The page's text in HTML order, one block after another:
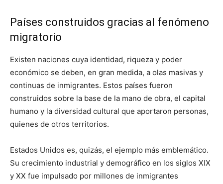
Países construidos gracias al fenómeno
migratorio
Existen naciones cuya identidad, riqueza y poder
económico se deben, en gran medida, a olas masivas y
continuas de inmigrantes. Estos países fueron
construidos sobre la base de la mano de obra, el capital
humano y la diversidad cultural que aportaron personas,
quienes de otros territorios.
Estados Unidos es, quizás, el ejemplo más emblemático.
Su crecimiento industrial y demográfico en los siglos XIX
y XX fue impulsado por millones de inmigrantes